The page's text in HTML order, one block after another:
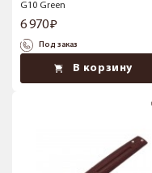
G10 Green
6 970
Под заказ
В корзину